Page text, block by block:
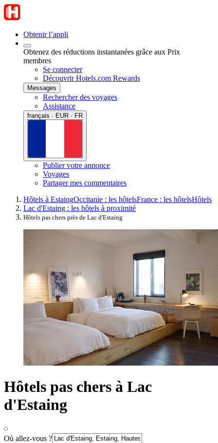
Obtenir l’appli
Obtenez des réductions instantanées grâce aux Prix
membres
Se connecter
Découvrir Hotels.com Rewards
Messages
Rechercher des voyages
Assistance
français · EUR · FR
Publier votre annonce
Voyages
Partager mes commentaires
Hôtels à EstaingOccitanie : les hôtelsFrance : les hôtelsHôtels
Lac d'Estaing : les hôtels à proximité
Hôtels pas chers près de Lac d'Estaing
Hôtels pas chers à Lac
d'Estaing
Où allez-vous ?